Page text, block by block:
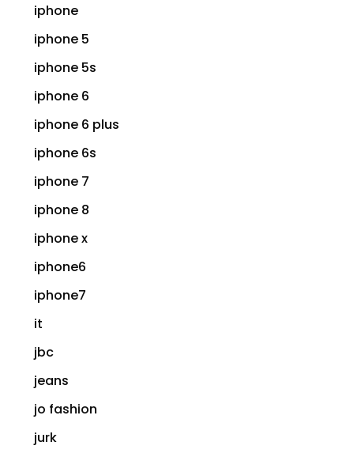
iphone
iphone 5
iphone 5s
iphone 6
iphone 6 plus
iphone 6s
iphone 7
iphone 8
iphone x
iphone6
iphone7
it
jbc
jeans
jo fashion
jurk